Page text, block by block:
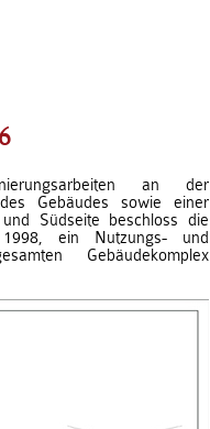
an der
Gebäudes sowie einer
Südseite beschloss die
ein Nutzungs- und
Gebäudekomplex